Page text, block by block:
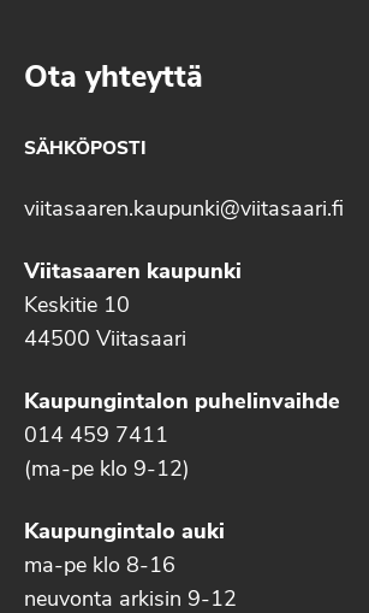
Ota yhteyttä
SÄHKÖPOSTI
viitasaaren.kaupunki@viitasaari.fi
Viitasaaren kaupunki
Keskitie 10
44500 Viitasaari
Kaupungintalon puhelinvaihde
014 459 7411
(ma-pe klo 9-12)
Kaupungintalo auki
ma-pe klo 8-16
neuvonta arkisin 9-12